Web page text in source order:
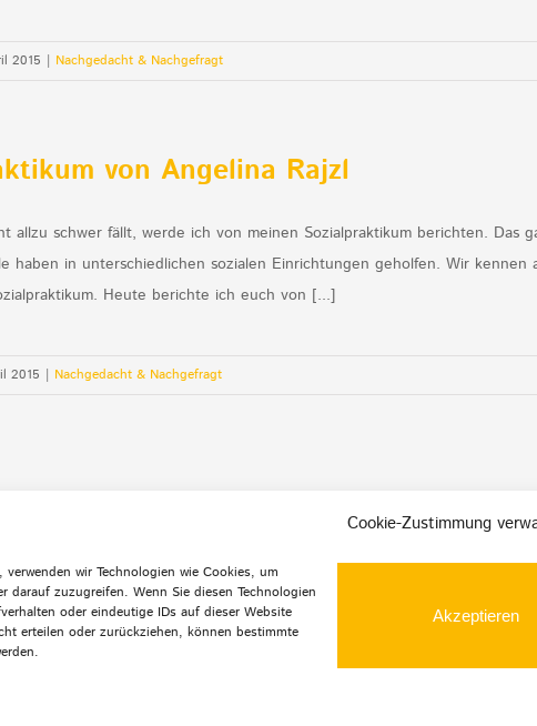
Cookie-Zustimmung
wir Technologien wie Cookies, um
zuzugreifen. Wenn Sie diesen Technologien
oder eindeutige IDs auf dieser Website
erteilen oder zurückziehen, können bestimmte
Akzeptieren
2015 | Nachgedacht & Nachgefragt
von Angelina Rajzl
allzu schwer fällt, werde ich von meinen Sozialpraktikum berichten. Das
haben in unterschiedlichen sozialen Einrichtungen geholfen. Wir
Heute berichte ich euch von [...]
2015 | Nachgedacht & Nachgefragt